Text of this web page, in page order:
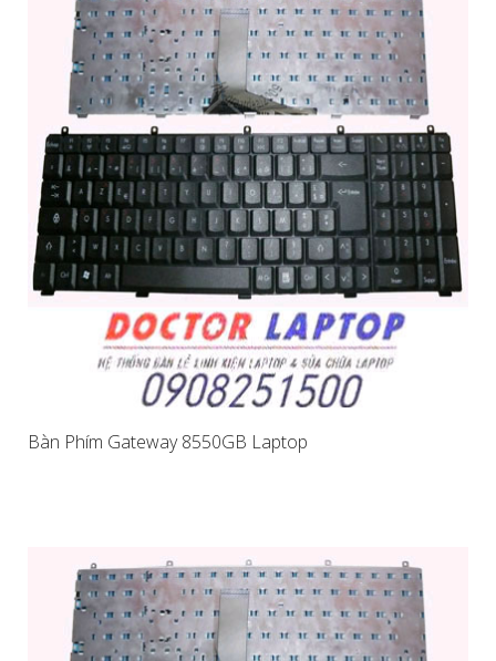
Bàn Phím Gateway 8550GB Laptop